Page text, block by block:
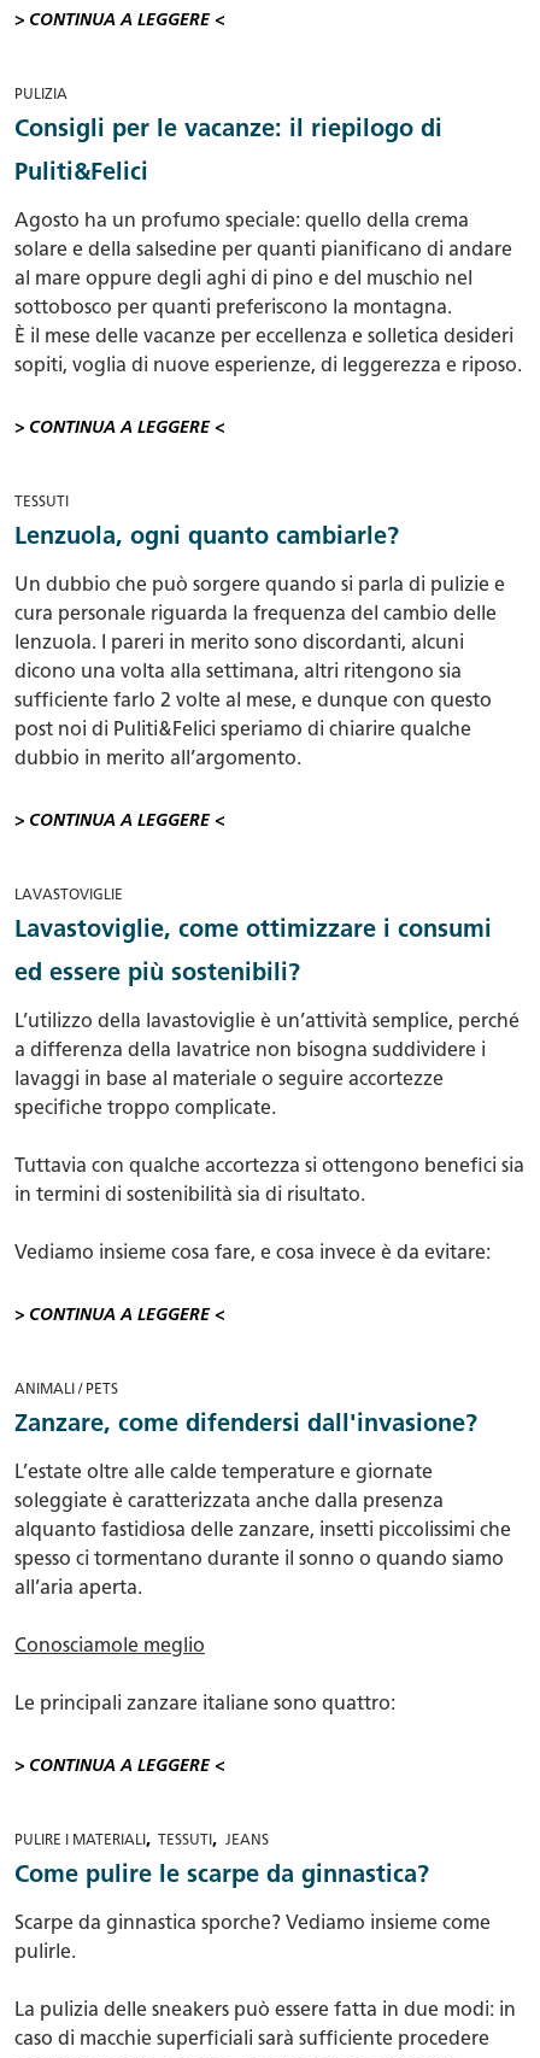
> CONTINUA A LEGGERE <
PULIZIA
Consigli per le vacanze: il riepilogo di
Puliti&Felici
Agosto ha un profumo speciale: quello della crema
solare e della salsedine per quanti pianificano di andare
al mare oppure degli aghi di pino e del muschio nel
sottobosco per quanti preferiscono la montagna.
È il mese delle vacanze per eccellenza e solletica desideri
sopiti, voglia di nuove esperienze, di leggerezza e riposo.
> CONTINUA A LEGGERE <
TESSUTI
Lenzuola, ogni quanto cambiarle?
Un dubbio che può sorgere quando si parla di pulizie e
cura personale riguarda la frequenza del cambio delle
lenzuola. I pareri in merito sono discordanti, alcuni
dicono una volta alla settimana, altri ritengono sia
sufficiente farlo 2 volte al mese, e dunque con questo
post noi di Puliti&Felici speriamo di chiarire qualche
dubbio in merito all’argomento.
> CONTINUA A LEGGERE <
LAVASTOVIGLIE
Lavastoviglie, come ottimizzare i consumi
ed essere più sostenibili?
L’utilizzo della lavastoviglie è un’attività semplice, perché
a differenza della lavatrice non bisogna suddividere i
lavaggi in base al materiale o seguire accortezze
specifiche troppo complicate.
Tuttavia con qualche accortezza si ottengono benefici sia
in termini di sostenibilità sia di risultato.
Vediamo insieme cosa fare, e cosa invece è da evitare:
> CONTINUA A LEGGERE <
ANIMALI / PETS
Zanzare, come difendersi dall'invasione?
L’estate oltre alle calde temperature e giornate
soleggiate è caratterizzata anche dalla presenza
alquanto fastidiosa delle zanzare, insetti piccolissimi che
spesso ci tormentano durante il sonno o quando siamo
all’aria aperta.
Conosciamole meglio
Le principali zanzare italiane sono quattro:
> CONTINUA A LEGGERE <
PULIRE I MATERIALI , TESSUTI , JEANS
Come pulire le scarpe da ginnastica?
Scarpe da ginnastica sporche? Vediamo insieme come
pulirle.
La pulizia delle sneakers può essere fatta in due modi: in
caso di macchie superficiali sarà sufficiente procedere